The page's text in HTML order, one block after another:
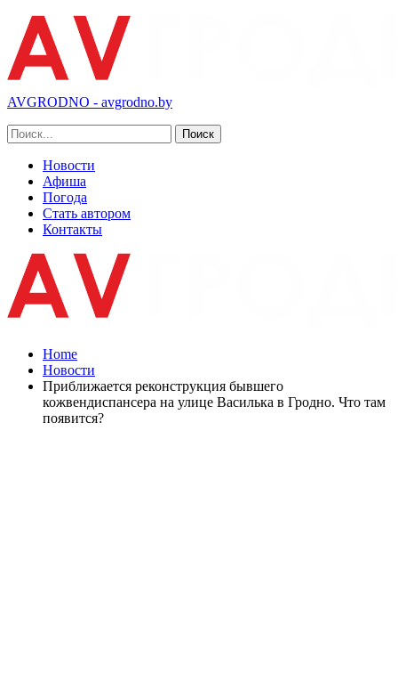
AVGRODNO - avgrodno.by
Новости
Афиша
Погода
Стать автором
Контакты
Home
Новости
Приближается реконструкция бывшего
кожвендиспансера на улице Василька в Гродно. Что там
появится?